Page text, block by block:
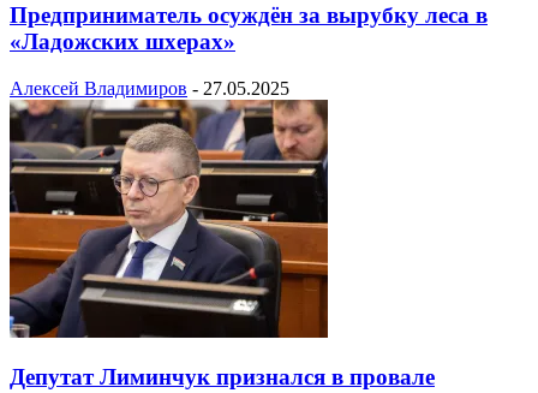
Предприниматель осуждён за вырубку леса в
«Ладожских шхерах»
Алексей Владимиров - 27.05.2025
Депутат Лиминчук признался в провале